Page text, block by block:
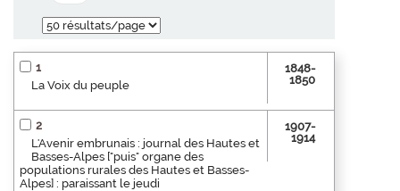
1
La Voix du peuple
1848-
1850
2
L'Avenir embrunais : journal des Hautes et
Basses-Alpes ["puis" organe des
populations rurales des Hautes et Basses-
Alpes] : paraissant le jeudi
1907-
1914